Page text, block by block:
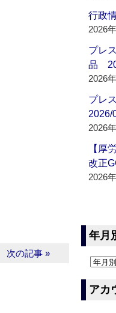
次の記事 »
行政
2026
プレ
品
2026
プレ
2026/
2026
【厚
改正
2026
年月
アカ